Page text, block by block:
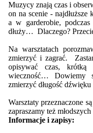
Muzycy znają czas i
on na scenie -
a w garderobie,
dłuży… Dlaczego?
Na warsztatach
zmierzyć i zagrać.
opisywać czas,
wieczność… Dowiemy
zmierzyć długość
Warsztaty przeznaczone
zapraszamy też
Informacje i zapisy: